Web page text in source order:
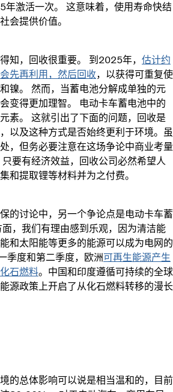
年激活一次。 这意味着，使用寿命快结
会提供价值。
知，回收很重要。 到2025年， 估计约
先再利用，然后回收，以获得可重复使
镍。 然而，当蓄电池分解成单独的元
变得更加理智。 电动卡车蓄电池中的
素。 这就引出了下面的问题，回收是
以及这种方式是否始终更利于环境。虽
，但务必要注意在这场争论中商业考量
要有经济效益，回收公司必然希望人
和提取锂等材料并为之付费。
的讨论中，另一个争论点是电动卡车蓄
，我们有理由感到乐观，因为清洁能
和太阳能等更多的能源可以成为电网的
季度和第二季度，欧洲可再生能源产生
石燃料。中国和印度遵循可持续的全球
源政策上开启了从化石燃料转移的漫长
的总体影响可以说是相当温和的，目前